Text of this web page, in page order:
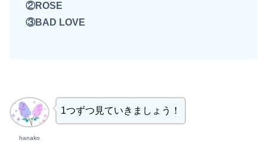
②ROSE
③BAD LOVE
hanako
1つずつ見ていきましょう！